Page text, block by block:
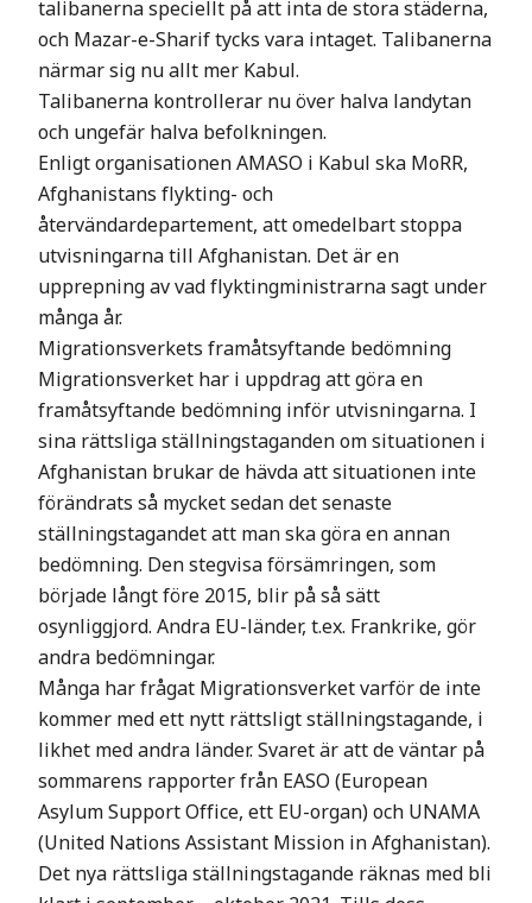
talibanerna speciellt på att inta de stora städerna,
och Mazar-e-Sharif tycks vara intaget. Talibanerna
närmar sig nu allt mer Kabul.
Talibanerna kontrollerar nu över halva landytan
och ungefär halva befolkningen.
Enligt organisationen AMASO i Kabul ska MoRR,
Afghanistans flykting- och
återvändardepartement, att omedelbart stoppa
utvisningarna till Afghanistan. Det är en
upprepning av vad flyktingministrarna sagt under
många år.
Migrationsverkets framåtsyftande bedömning
Migrationsverket har i uppdrag att göra en
framåtsyftande bedömning inför utvisningarna. I
sina rättsliga ställningstaganden om situationen i
Afghanistan brukar de hävda att situationen inte
förändrats så mycket sedan det senaste
ställningstagandet att man ska göra en annan
bedömning. Den stegvisa försämringen, som
började långt före 2015, blir på så sätt
osynliggjord. Andra EU-länder, t.ex. Frankrike, gör
andra bedömningar.
Många har frågat Migrationsverket varför de inte
kommer med ett nytt rättsligt ställningstagande, i
likhet med andra länder. Svaret är att de väntar på
sommarens rapporter från EASO (European
Asylum Support Office, ett EU-organ) och UNAMA
(United Nations Assistant Mission in Afghanistan).
Det nya rättsliga ställningstagande räknas med bli